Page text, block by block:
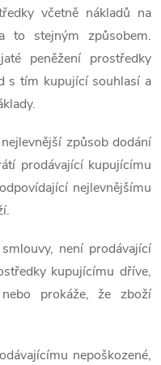
včetně nákladů na
to stejným způsobem.
peněžení prostředky
s tím kupující souhlasí a
způsob dodání
prodávající kupujícímu
nejlevnějšímu
není prodávající
kupujícímu dříve,
prokáže, že zboží
nepoškozené,